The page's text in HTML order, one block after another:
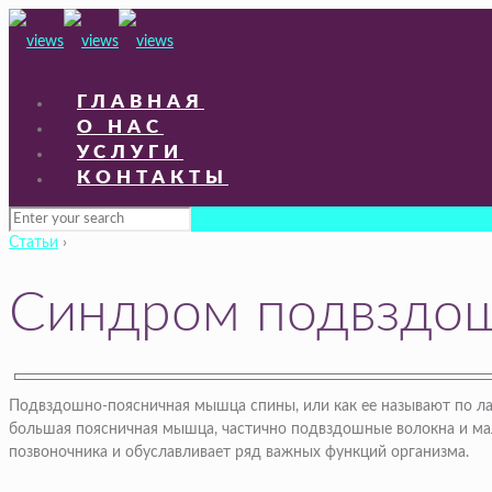
ГЛАВНАЯ
О НАС
УСЛУГИ
КОНТАКТЫ
Статьи ›
Синдром
Подвздошно-поясничная мышца спины, или как ее называют по
большая поясничная мышца, частично подвздошные волокна и
позвоночника и обуславливает ряд важных функций организма.